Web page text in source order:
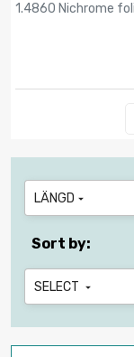
1.4860 Nichrome
LÄNGD 
Sort by:
SELECT 